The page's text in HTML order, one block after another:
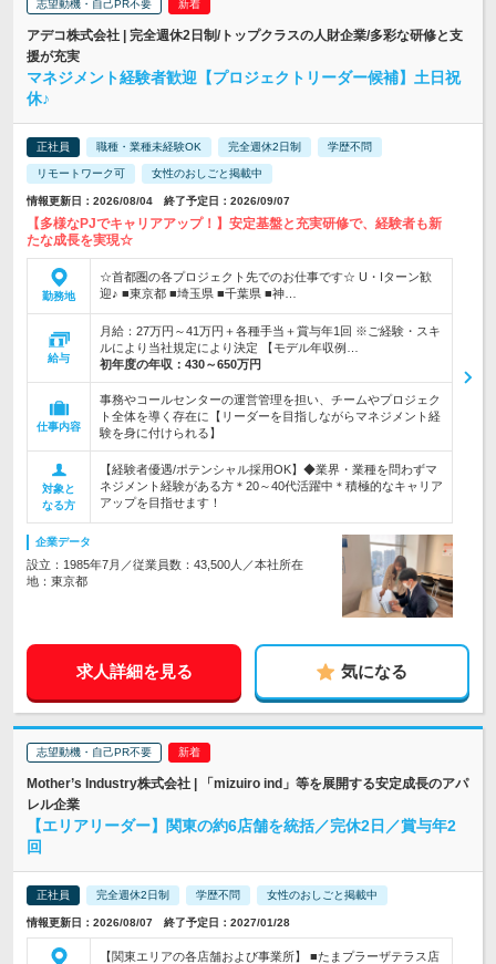
志望動機・自己PR不要
アデコ株式会社 | 完全週休2日制/トップクラスの人財企業/多彩な研修と支
援が充実
マネジメント経験者歓迎【プロジェクトリーダー候補】土日祝
休♪
正社員 職種・業種未経験OK 完全週休2日制 学歴不問
リモートワーク可 女性のおしごと掲載中
情報更新日：2026/08/04 終了予定日：2026/09/07
【多様なPJでキャリアアップ！】安定基盤と充実研修で、経験者も新
たな成長を実現☆
勤務地
☆首都圏の各プロジェクト先でのお仕事です☆ U・Iターン歓
迎♪ ■東京都 ■埼玉県 ■千葉県 ■神…
給与
月給：27万円～41万円＋各種手当＋賞与年1回 ※ご経験・スキ
ルにより当社規定により決定 【モデル年収例…
初年度の年収： 430～650万円
仕事内容
事務やコールセンターの運営管理を担い、チームやプロジェク
ト全体を導く存在に【リーダーを目指しながらマネジメント経
験を身に付けられる】
対象と
なる方
【経験者優遇/ポテンシャル採用OK】◆業界・業種を問わずマ
ネジメント経験がある方＊20～40代活躍中＊積極的なキャリア
アップを目指せます！
企業データ
設立：1985年7月／従業員数：43,500人／本社所在
地：東京都
求人詳細を見る 気になる
志望動機・自己PR不要
Mother’s Industry株式会社 | 「mizuiro ind」等を展開する安定成長のアパ
レル企業
【エリアリーダー】関東の約6店舗を統括／完休2日／賞与年2
回
正社員 完全週休2日制 学歴不問 女性のおしごと掲載中
情報更新日：2026/08/07 終了予定日：2027/01/28
【関東エリアの各店舗および事業所】 ■たまプラーザテラス店